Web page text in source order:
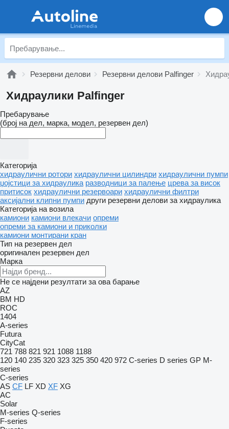
Резервни делови Резервни делови Palfinger
Хидраулики Palfinger
Пребарување
(број на дел, марка, модел, резервен дел)
Категорија
хидраулични ротори хидраулични цилиндри хидраулични пумпи
џојстици за хидраулика разводници за палење црева за висок
притисок хидраулични резервоари хидраулични филтри
аксијални клипни пумпи други резервни делови за хидраулика
Категорија на возила
камиони камиони влекачи опреми
опреми за камиони и приколки
камиони монтирани кран
Тип на резервен дел
оригинален резервен дел
Марка
Не се најдени резултати за ова барање
AZ
BM HD
ROC
1404
A-series
Futura
CityCat
721 788 821 921 1088 1188
120 140 235 320 323 325 350 420 972 C-series D series GP M-
series
C-series
AS CF LF XD XF XG
AC
Solar
M-series Q-series
F-series